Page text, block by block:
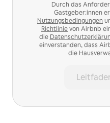
Durch das
Gastgeber:innen
Nutzungsbedingungen
Richtlinievon Airbnb
die
einverstanden, dass
die